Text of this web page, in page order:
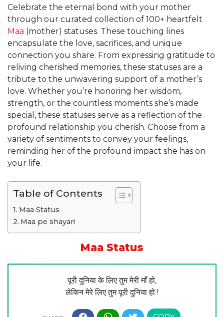
Celebrate the eternal bond with your mother
through our curated collection of 100+ heartfelt
Maa (mother) statuses. These touching lines
encapsulate the love, sacrifices, and unique
connection you share. From expressing gratitude to
reliving cherished memories, these statuses are a
tribute to the unwavering support of a mother’s
love. Whether you’re honoring her wisdom,
strength, or the countless moments she’s made
special, these statuses serve as a reflection of the
profound relationship you cherish. Choose from a
variety of sentiments to convey your feelings,
reminding her of the profound impact she has on
your life.
Table of Contents
Maa Status
Maa pe shayari
Maa Status
पूरी दुनिया के लिए तुम मेरी माँ हो,
लेकिन मेरे लिए तुम पूरी दुनिया हो !